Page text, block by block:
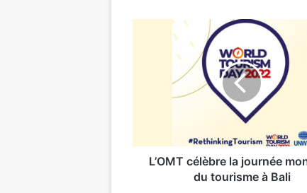
mondiale
Bali
L’OMT célèbre la journée
du tourisme à Bali